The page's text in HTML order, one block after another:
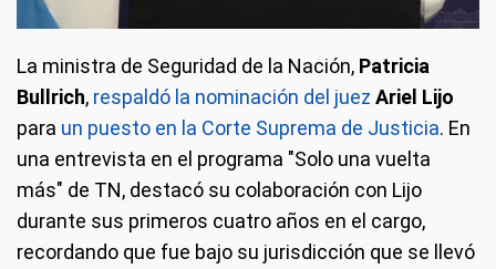
La ministra de Seguridad de la Nación, Patricia
Bullrich, respaldó la nominación del juez Ariel Lijo
para un puesto en la Corte Suprema de Justicia. En
una entrevista en el programa "Solo una vuelta
más" de TN, destacó su colaboración con Lijo
durante sus primeros cuatro años en el cargo,
recordando que fue bajo su jurisdicción que se llevó